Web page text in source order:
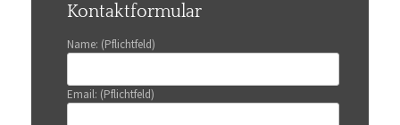
Kontaktformular
Name: (Pflichtfeld)
Email: (Pflichtfeld)